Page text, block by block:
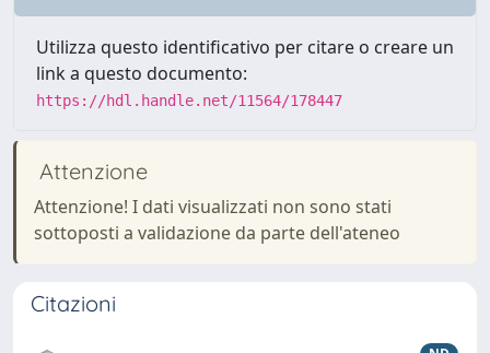
Utilizza questo identificativo per citare o creare un
link a questo documento:
https://hdl.handle.net/11564/178447
Attenzione
Attenzione! I dati visualizzati non sono stati
sottoposti a validazione da parte dell'ateneo
Citazioni